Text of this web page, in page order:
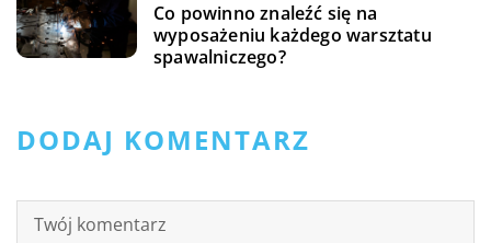
Co powinno znaleźć się na
wyposażeniu każdego warsztatu
spawalniczego?
DODAJ KOMENTARZ